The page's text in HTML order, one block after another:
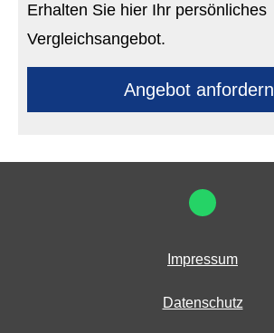
Erhalten Sie hier Ihr persönliches
Vergleichsangebot.
An­ge­bot an­for­dern
Impressum
Datenschutz